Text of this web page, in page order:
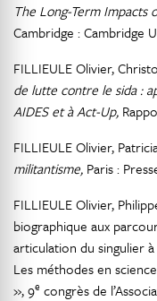
The Long-Term Impacts
Cambridge : Cambridge
FILLIEULE Olivier,
de lutte contre le sida :
AIDES et à Act-Up,
FILLIEULE Olivier,
militantisme, Paris :
FILLIEULE Olivier,
biographique aux
articulation du singulier
Les méthodes en
», 9e congrès de